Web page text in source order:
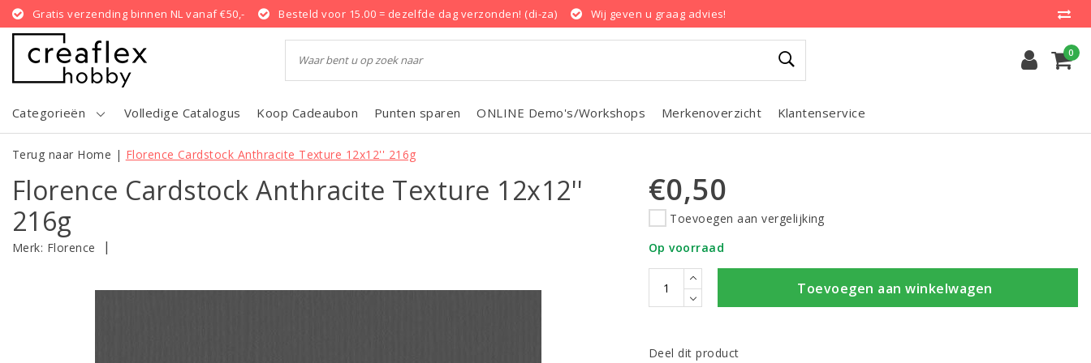
Gratis verzending binnen NL vanaf €50,- Besteld voor 15.00 = dezelfde dag verzonden! (di-za) Wij geven u graag advies!
0
Categorieën Volledige Catalogus Koop Cadeaubon Punten sparen ONLINE Demo's/Workshops Merkenoverzicht Klantenservice
Terug naar Home | Florence Cardstock Anthracite Texture 12x12'' 216g
Florence Cardstock Anthracite Texture 12x12''
216g
Merk: Florence |
€0,50
Toevoegen aan vergelijking
Op voorraad
Toevoegen aan winkelwagen
Deel dit product